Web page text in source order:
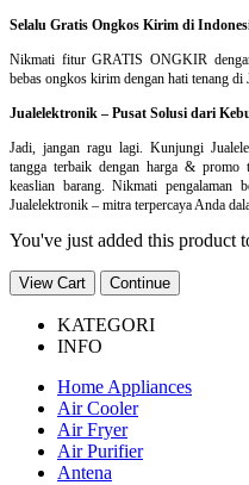
Selalu Gratis Ongkos Kirim di
Nikmati fitur GRATIS ONGKIR
bebas ongkos kirim dengan hati tenang di
Jualelektronik – Pusat Solusi dari
Jadi, jangan ragu lagi. Kunjungi
tangga terbaik dengan harga & promo
keaslian barang. Nikmati pengalaman
Jualelektronik – mitra terpercaya Anda
You've just added this product
View Cart Continue
KATEGORI
INFO
Home Appliances
Air Cooler
Air Fryer
Air Purifier
Antena